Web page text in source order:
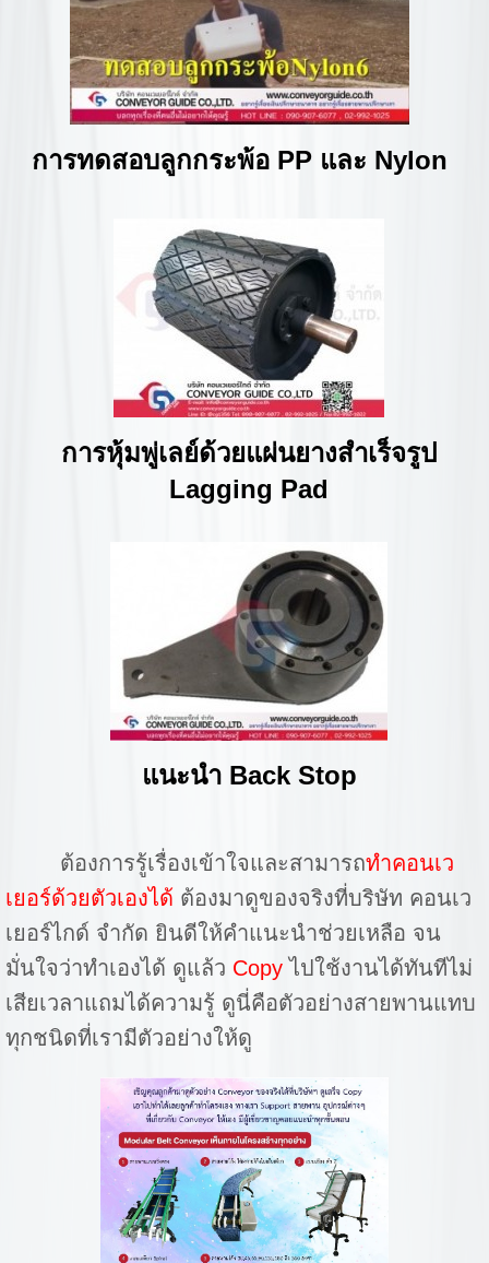
การทดสอบลูกกระพ้อ PP และ Nylon
การหุ้มพู่เลย์ด้วยแผ่นยางสำเร็จรูป
Lagging Pad
แนะนำ Back Stop
ต้องการรู้เรื่องเข้าใจและสามารถทำคอนเว
เยอร์ด้วยตัวเองได้ ต้องมาดูของจริงที่บริษัท คอนเว
เยอร์ไกด์ จำกัด ยินดีให้คำแนะนำช่วยเหลือ จน
มั่นใจว่าทำเองได้ ดูแล้ว Copyไปใช้งานได้ทันทีไม่
เสียเวลาแถมได้ความรู้ ดูนี่คือตัวอย่างสายพานแทบ
ทุกชนิดที่เรามีตัวอย่างให้ดู